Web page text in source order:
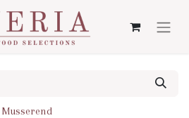
Musserend